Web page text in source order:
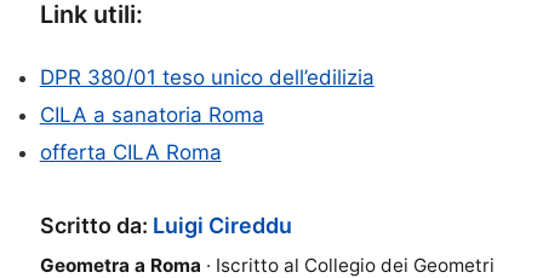
Link utili:
DPR 380/01 teso unico dell’edilizia
CILA a sanatoria Roma
offerta CILA Roma
Scritto da: Luigi Cireddu
Geometra a Roma · Iscritto al Collegio dei Geometri